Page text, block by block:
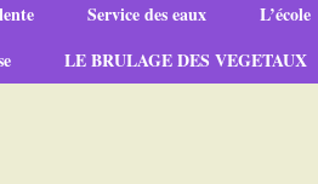
Service des eaux L’école
LE BRULAGE DES VEGETAUX